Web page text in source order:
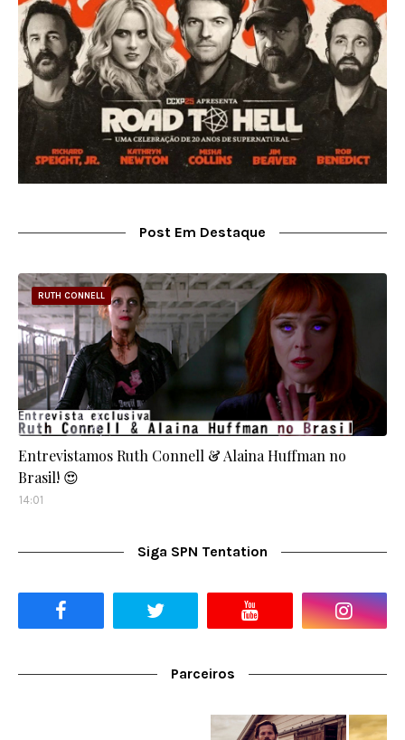
Post Em Destaque
RUTH CONNELL
Entrevistamos Ruth Connell & Alaina Huffman no
Brasil! 😍
14:01
Siga SPN Tentation
Parceiros